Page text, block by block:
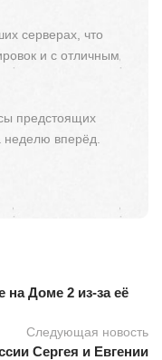
серверах, что
и с отличным
предстоящих
неделю вперёд.
на Доме 2 из-за её
Следующая новость
Сергея и Евгении